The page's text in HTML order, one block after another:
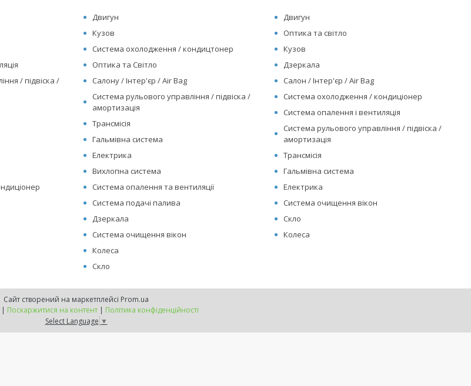
/ підвіска /
Двигун
Кузов
Система охолодження / кондицтонер
Оптика та Світло
Салону / Інтер'єр / Air Bag
Система рульового управління / підвіска /
амортизація
Трансмісія
Гальмівна система
Електрика
Вихлопна система
Система опалення та вентиляції
Система подачі палива
Дзеркала
Система очищення вікон
Колеса
Скло
Двигун
Оптика та світло
Кузов
Дзеркала
Салон / Інтер'єр / Air Bag
Система охолодження / кондиціонер
Система опалення і вентиляція
Система рульового управління / підвіска /
амортизація
Трансмісія
Гальмівна система
Електрика
Система очищення вікон
Скло
Колеса
Сайт створений на маркетплейсі Prom.ua
AUTODONOR | Поскаржитися на контент | Політика конфіденційності
Select Language ▼